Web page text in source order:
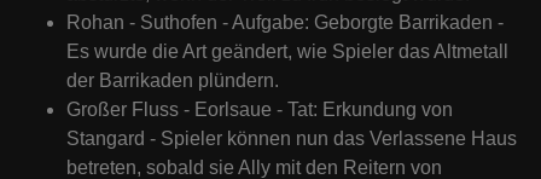
Rohan - Suthofen - Aufgabe: Geborgte Barrikaden -
Es wurde die Art geändert, wie Spieler das Altmetall
der Barrikaden plündern.
Großer Fluss - Eorlsaue - Tat: Erkundung von
Stangard - Spieler können nun das Verlassene Haus
betreten, sobald sie Ally mit den Reitern von